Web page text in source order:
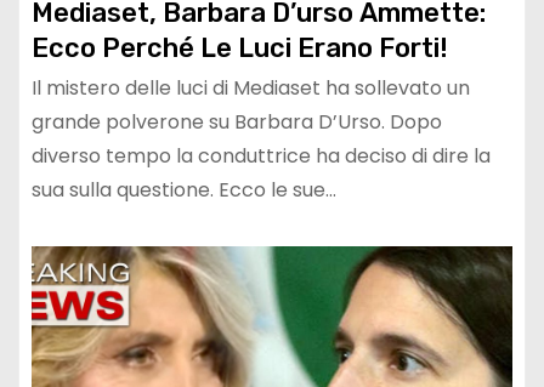
Mediaset, Barbara D’urso Ammette:
Ecco Perché Le Luci Erano Forti!
Il mistero delle luci di Mediaset ha sollevato un
grande polverone su Barbara D’Urso. Dopo
diverso tempo la conduttrice ha deciso di dire la
sua sulla questione. Ecco le sue…